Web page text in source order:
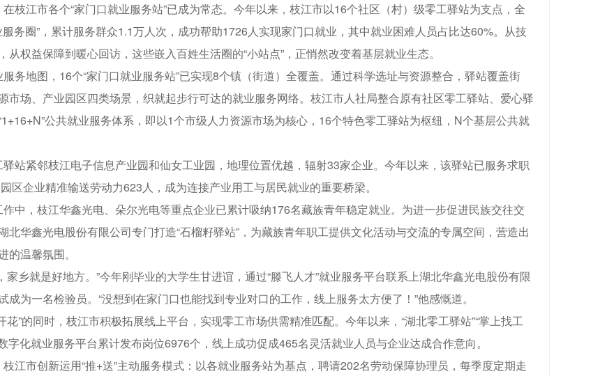
枝江市各个“家门口就业服务站”已成为常态。今年以来，枝江市以16个社区（村）级零工驿站为支点，全
服务圈”，累计服务群众1.1万人次，成功帮助1726人实现家门口就业，其中就业困难人员占比达60%。从技
从权益保障到暖心回访，这些嵌入百姓生活圈的“小站点”，正悄然改变着基层就业生态。
务地图，16个“家门口就业服务站”已实现8个镇（街道）全覆盖。通过科学选址与资源整合，驿站覆盖街
市场、产业园区四类场景，织就起步行可达的就业服务网络。枝江市人社局整合原有社区零工驿站、爱心驿
公共就业服务体系，即以1个市级人力资源市场为核心，16个特色零工驿站为枢纽，N个基层公共就
站紧邻枝江电子信息产业园和仙女工业园，地理位置优越，辐射33家企业。今年以来，该驿站已服务求职
区企业精准输送劳动力623人，成为连接产业用工与居民就业的重要桥梁。
中，枝江华鑫光电、朵尔光电等重点企业已累计吸纳176名藏族青年稳定就业。为进一步促进民族交往交
北华鑫光电股份有限公司专门打造“石榴籽驿站”，为藏族青年职工提供文化活动与交流的专属空间，营造出
的温馨氛围。
家乡就是好地方。”今年刚毕业的大学生甘进谊，通过“滕飞人才”就业服务平台联系上湖北华鑫光电股份有限
成为一名检验员。“没想到在家门口也能找到专业对口的工作，线上服务太方便了！”他感慨道。
花”的同时，枝江市积极拓展线上平台，实现零工市场供需精准匹配。今年以来，“湖北零工驿站”“掌上找工
字化就业服务平台累计发布岗位6976个，线上成功促成465名灵活就业人员与企业达成合作意向。
江市创新运用“推+送”主动服务模式：以各就业服务站为基点，聘请202名劳动保障协理员，每季度定期走